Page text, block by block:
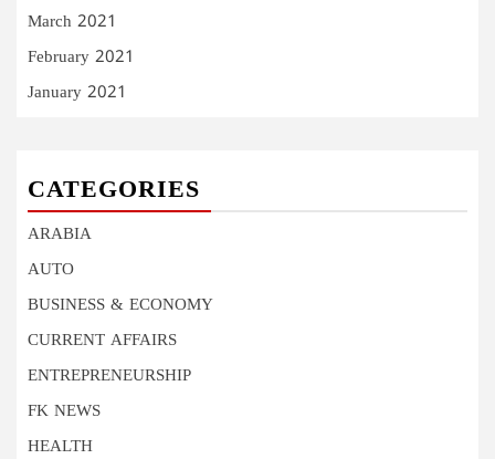
March 2021
February 2021
January 2021
CATEGORIES
ARABIA
AUTO
BUSINESS & ECONOMY
CURRENT AFFAIRS
ENTREPRENEURSHIP
FK NEWS
HEALTH